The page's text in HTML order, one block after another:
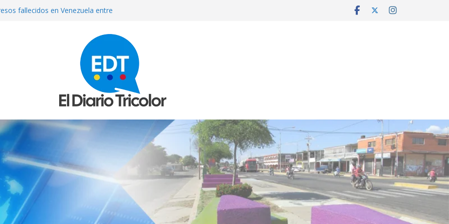
fallecidos en Venezuela entre
un puñal y dejó heridas a su
dejó ocho muertos y 30 heridos